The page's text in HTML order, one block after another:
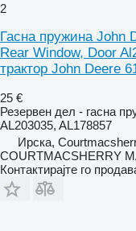
2
Гасна пружина John
Rear Window, Door
трактор John Deere
25 €
Резервен дел - гасна
AL203035, AL178857
Ирска,
COURTMACSHERRY
Контактирајте го